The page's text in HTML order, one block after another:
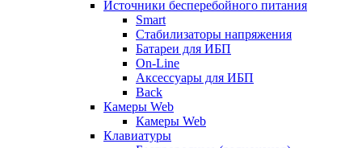
Источники бесперебойного питания
Smart
Стабилизаторы напряжения
Батареи для ИБП
On-Line
Аксессуары для ИБП
Back
Камеры Web
Камеры Web
Клавиатуры